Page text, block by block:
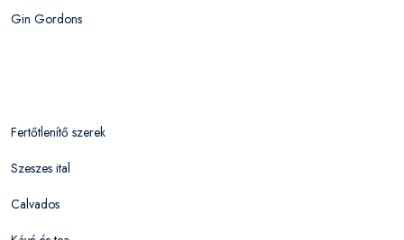
Gin Gordons
Fertőtlenítő szerek
Szeszes ital
Calvados